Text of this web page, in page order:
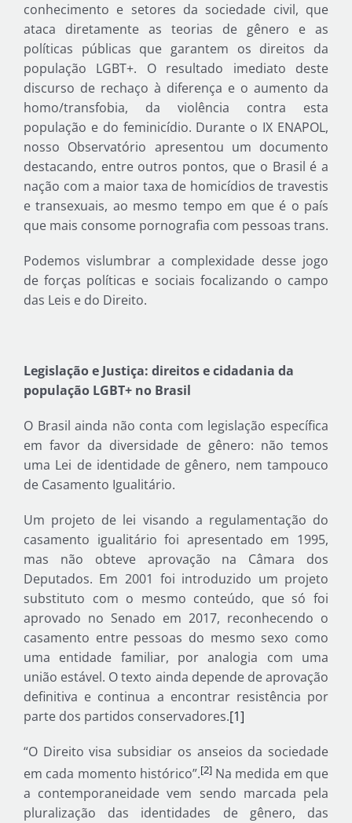
conhecimento e setores da sociedade civil, que
ataca diretamente as teorias de gênero e as
políticas públicas que garantem os direitos da
população LGBT+. O resultado imediato deste
discurso de rechaço à diferença e o aumento da
homo/transfobia, da violência contra esta
população e do feminicídio. Durante o IX ENAPOL,
nosso Observatório apresentou um documento
destacando, entre outros pontos, que o Brasil é a
nação com a maior taxa de homicídios de travestis
e transexuais, ao mesmo tempo em que é o país
que mais consome pornografia com pessoas trans.
Podemos vislumbrar a complexidade desse jogo
de forças políticas e sociais focalizando o campo
das Leis e do Direito.
Legislação e Justiça: direitos e cidadania da
população LGBT+ no Brasil
O Brasil ainda não conta com legislação específica
em favor da diversidade de gênero: não temos
uma Lei de identidade de gênero, nem tampouco
de Casamento Igualitário.
Um projeto de lei visando a regulamentação do
casamento igualitário foi apresentado em 1995,
mas não obteve aprovação na Câmara dos
Deputados. Em 2001 foi introduzido um projeto
substituto com o mesmo conteúdo, que só foi
aprovado no Senado em 2017, reconhecendo o
casamento entre pessoas do mesmo sexo como
uma entidade familiar, por analogia com uma
união estável. O texto ainda depende de aprovação
definitiva e continua a encontrar resistência por
parte dos partidos conservadores.[1]
“O Direito visa subsidiar os anseios da sociedade
em cada momento histórico”.[2]Na medida em que
a contemporaneidade vem sendo marcada pela
pluralização das identidades de gênero, das